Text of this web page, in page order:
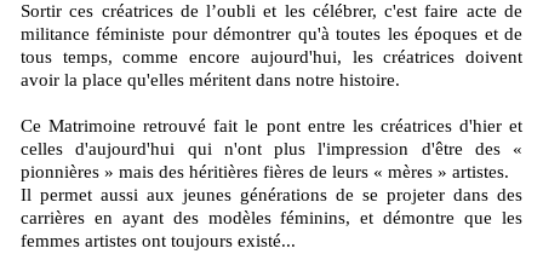
Sortir ces créatrices de l’oubli et les célébrer, c'est faire acte de
militance féministe pour démontrer qu'à toutes les époques et de
tous temps, comme encore aujourd'hui, les créatrices doivent
avoir la place qu'elles méritent dans notre histoire.
Ce Matrimoine retrouvé fait le pont entre les créatrices d'hier et
celles d'aujourd'hui qui n'ont plus l'impression d'être des «
pionnières » mais des héritières fières de leurs « mères » artistes.
Il permet aussi aux jeunes générations de se projeter dans des
carrières en ayant des modèles féminins, et démontre que les
femmes artistes ont toujours existé...